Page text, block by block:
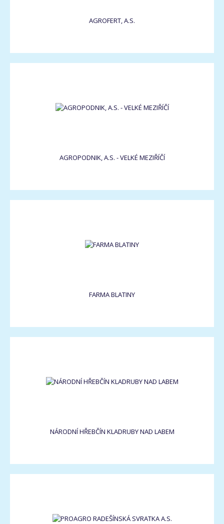
AGROFERT, A.S.
AGROPODNIK, A.S. - VELKÉ MEZIŘÍČÍ
FARMA BLATINY
NÁRODNÍ HŘEBČÍN KLADRUBY NAD LABEM